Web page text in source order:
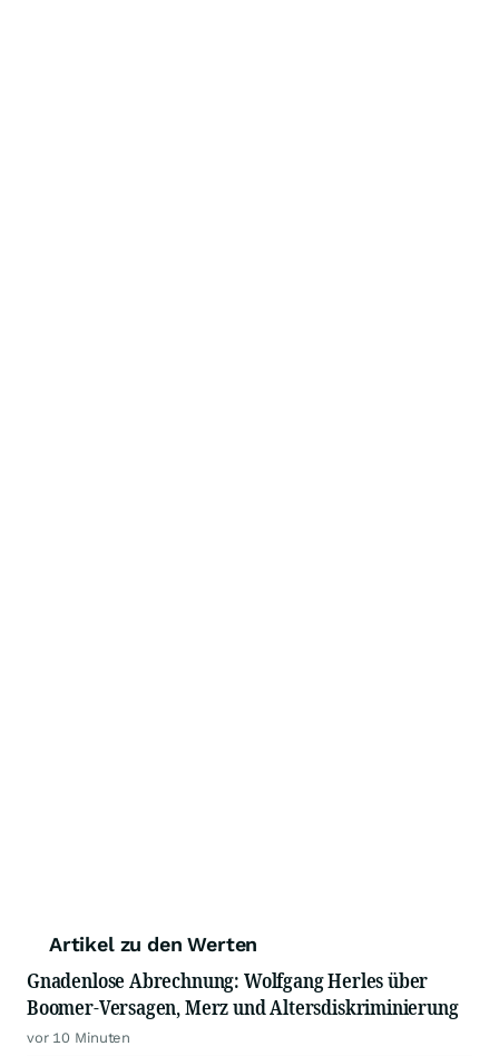
Artikel zu den Werten
Gnadenlose Abrechnung: Wolfgang Herles über
Boomer-Versagen, Merz und Altersdiskriminierung
vor 10 Minuten